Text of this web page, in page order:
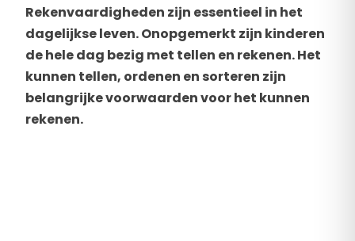
Rekenvaardigheden zijn essentieel in het
dagelijkse leven. Onopgemerkt zijn kinderen
de hele dag bezig met tellen en rekenen. Het
kunnen tellen, ordenen en sorteren zijn
belangrijke voorwaarden voor het kunnen
rekenen.